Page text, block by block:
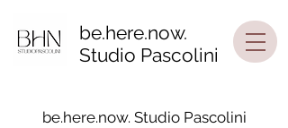
be.here.now.
Studio Pascolini
be.here.now. Studio Pascolini